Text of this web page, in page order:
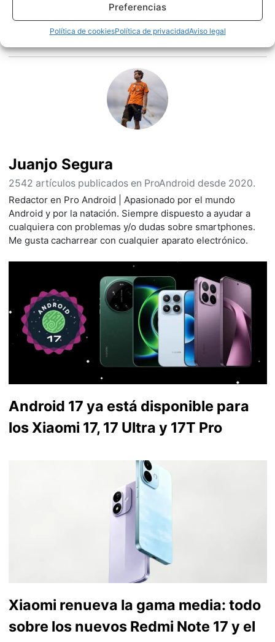
Preferencias
Política de cookiesPolítica de privacidadAviso legal
Sobre este autor
Juanjo Segura
2542 artículos publicados en ProAndroid desde 2020.
Redactor en Pro Android | Apasionado por el mundo
Android y por la natación. Siempre dispuesto a ayudar a
cualquiera con problemas y/o dudas sobre smartphones.
Me gusta cacharrear con cualquier aparato electrónico.
Android 17 ya está disponible para
los Xiaomi 17, 17 Ultra y 17T Pro
Xiaomi renueva la gama media: todo
sobre los nuevos Redmi Note 17 y el